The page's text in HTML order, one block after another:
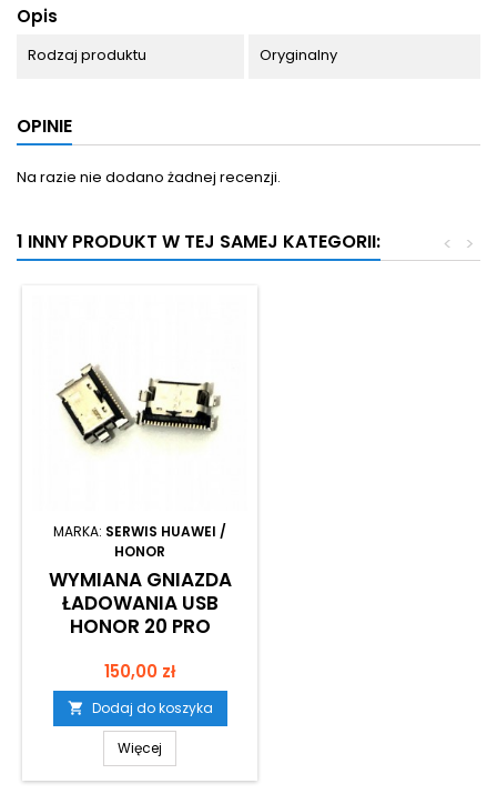
Opis
Rodzaj produktu Oryginalny
OPINIE
Na razie nie dodano żadnej recenzji.
1 INNY PRODUKT W TEJ SAMEJ KATEGORII: >
<
MARKA: SERWIS HUAWEI /
HONOR
WYMIANA GNIAZDA
ŁADOWANIA USB
HONOR 20 PRO
Cena
150,00 zł
 Dodaj do koszyka
Więcej